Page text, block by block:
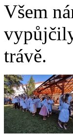
Všem
trávě.